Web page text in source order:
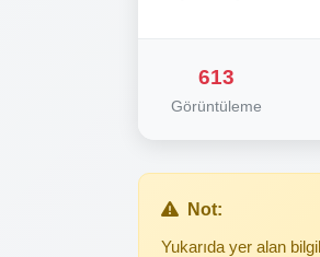
613
Görüntüleme
Not:
Yukarıda yer alan